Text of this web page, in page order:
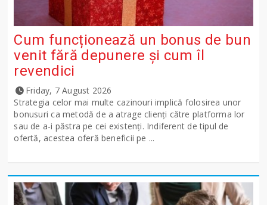
Cum funcționează un bonus de bun
venit fără depunere și cum îl
revendici
Friday, 7 August 2026
Strategia celor mai multe cazinouri implică folosirea unor
bonusuri ca metodă de a atrage clienți către platforma lor
sau de a-i păstra pe cei existenți. Indiferent de tipul de
ofertă, acestea oferă beneficii pe ...